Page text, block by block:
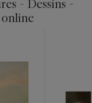
- Dessins -